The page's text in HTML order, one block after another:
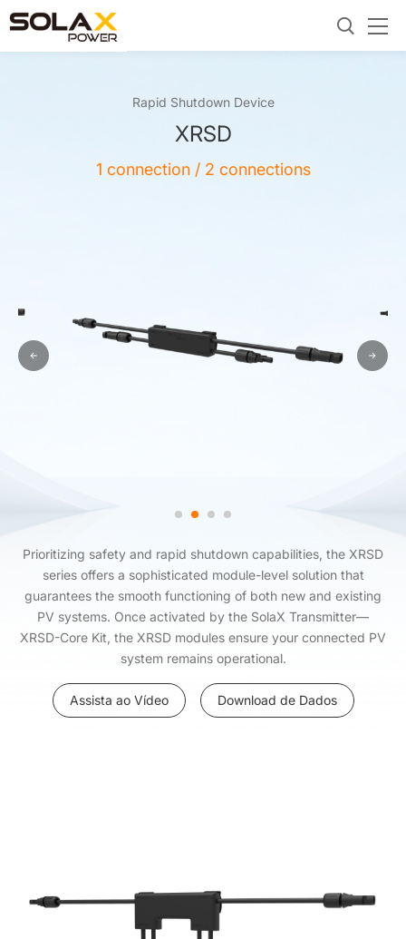
Rapid Shutdown Device
XRSD
1 connection / 2 connections
Prioritizing safety and rapid shutdown capabilities, the XRSD
series offers a sophisticated module-level solution that
guarantees the smooth functioning of both new and existing
PV systems. Once activated by the SolaX Transmitter—
XRSD-Core Kit, the XRSD modules ensure your connected PV
system remains operational.
Assista ao Vídeo Download de Dados